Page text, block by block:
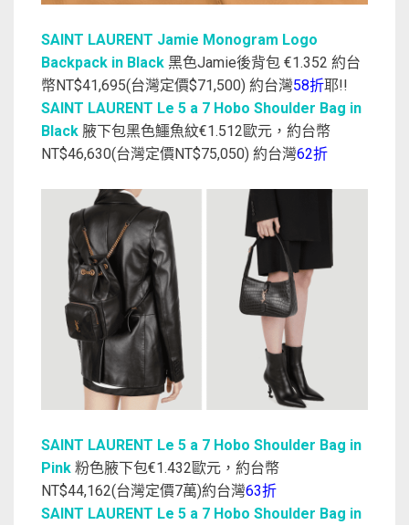
SAINT LAURENT Jamie Monogram Logo
Backpack in Black 黑色Jamie後背包 €1.352 約台
幣NT$41,695(台灣定價$71,500) 約台灣58折耶!!
SAINT LAURENT Le 5 a 7 Hobo Shoulder Bag in
Black 腋下包黑色鱷魚紋€1.512歐元，約台幣
NT$46,630(台灣定價NT$75,050) 約台灣62折
SAINT LAURENT Le 5 a 7 Hobo Shoulder Bag in
Pink 粉色腋下包€1.432歐元，約台幣
NT$44,162(台灣定價7萬)約台灣63折
SAINT LAURENT Le 5 a 7 Hobo Shoulder Bag in